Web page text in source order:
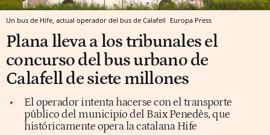
Un bus de Hife, actual operador del bus de Calafell Europa Press
Plana lleva a los tribunales el
concurso del bus urbano de
Calafell de siete millones
El operador intenta hacerse con el transporte
público del municipio del Baix Penedès, que
históricamente opera la catalana Hife